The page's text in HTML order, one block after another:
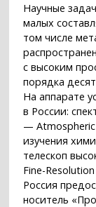
Научные
малых
том числе
с высоким
порядка
На аппарате
в России:
— Atmospheric
изучения
телескоп
Fine-
Россия
носитель